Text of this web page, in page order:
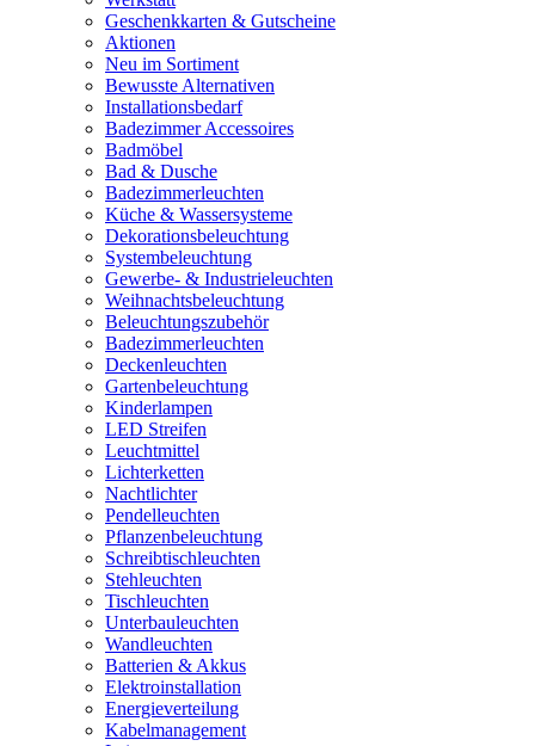
Geschenkkarten & Gutscheine
Aktionen
Neu im Sortiment
Bewusste Alternativen
Installationsbedarf
Badezimmer Accessoires
Badmöbel
Bad & Dusche
Badezimmerleuchten
Küche & Wassersysteme
Dekorationsbeleuchtung
Systembeleuchtung
Gewerbe- & Industrieleuchten
Weihnachtsbeleuchtung
Beleuchtungszubehör
Badezimmerleuchten
Deckenleuchten
Gartenbeleuchtung
Kinderlampen
LED Streifen
Leuchtmittel
Lichterketten
Nachtlichter
Pendelleuchten
Pflanzenbeleuchtung
Schreibtischleuchten
Stehleuchten
Tischleuchten
Unterbauleuchten
Wandleuchten
Batterien & Akkus
Elektroinstallation
Energieverteilung
Kabelmanagement